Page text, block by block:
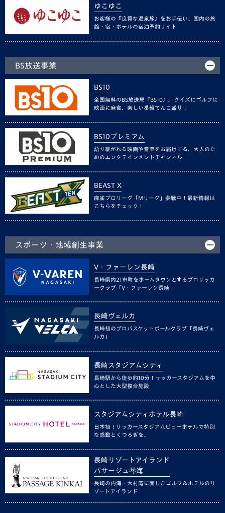
ゆこゆこ
お客様の『良質な温泉旅』をお手伝い。国内の旅
館・宿・ホテルの宿泊予約サイト
BS放送事業
BS10
全国無料のBS放送局『BS10』。クイズにゴルフに
映画に麻雀、楽しい番組てんこ盛り！
BS10プレミアム
語り継がれる映画や音楽をお届けする、大人のた
めのエンタテインメントチャンネル
BEAST X
麻雀プロリーグ「Mリーグ」参戦中！最新情報は
こちらをチェック！
スポーツ・地域創生事業
V・ファーレン長崎
長崎県内21市町をホームタウンとするプロサッカ
ークラブ「V・ファーレン長崎」
長崎ヴェルカ
長崎初のプロバスケットボールクラブ「長崎ヴェ
ルカ」
長崎スタジアムシティ
長崎駅から徒歩約10分！サッカースタジアムを中
心とした大型複合施設
スタジアムシティホテル長崎
日本初！サッカースタジアムビューホテルで特別
な感動とくつろぎを。
長崎リゾートアイランド
パサージュ琴海
長崎の内海・大村湾に面したゴルフ＆ホテルのリ
ゾートアイランド